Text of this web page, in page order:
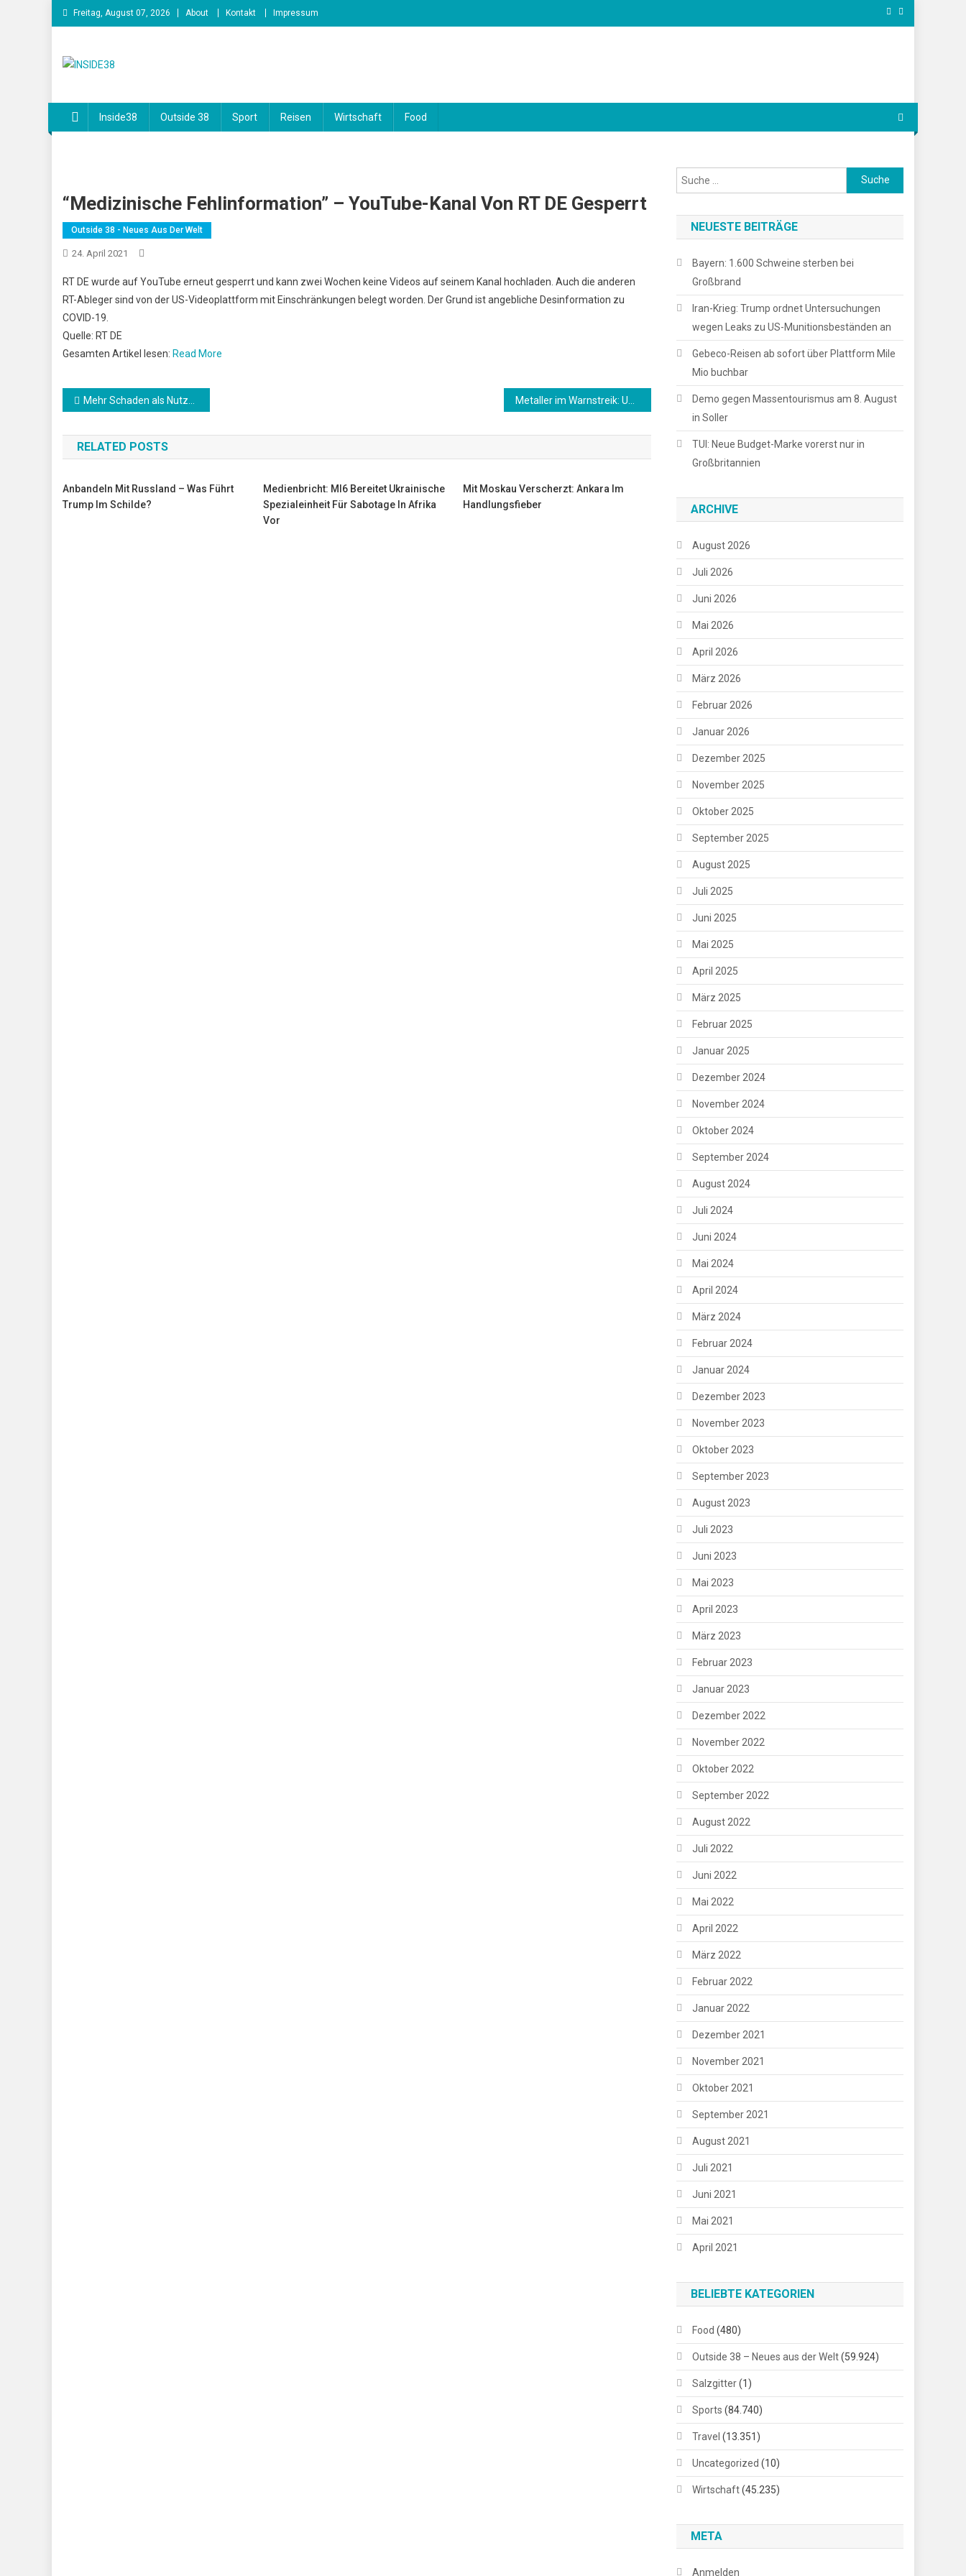
Skip
to
Freitag, August 07, 2026 About Kontakt Impressum
Inside38 Outside 38 Sport Reisen Wirtschaft Food
“Medizinische Fehlinformation” – YouTube-Kanal Von RT DE Gesperrt
Outside 38 - Neues Aus Der Welt
24. April 2021
RT DE wurde auf YouTube erneut gesperrt und kann zwei Wochen keine Videos auf seinem Kanal hochladen. Auch die anderen
RT-Ableger sind von der US-Videoplattform mit Einschränkungen belegt worden. Der Grund ist angebliche Desinformation zu
COVID-19.
Quelle: RT DE
Gesamten Artikel lesen: Read More
Beitrags-
Navigation
Mehr Schaden als Nutzen? Corona-“Notbremse” enthält FFP2-Pflicht im Öffentlichen Personenverkehr
RELATED POSTS
Anbandeln Mit Russland – Was Führt
Trump Im Schilde?
Medienbricht: MI6 Bereitet Ukrainische
Spezialeinheit Für Sabotage In Afrika
Vor
Mit Moskau Verscherzt: Ankara Im
Handlungsfieber
Suche
nach:
NEUESTE BEITRÄGE
Bayern: 1.600 Schweine sterben bei
Großbrand
Iran-Krieg: Trump ordnet Untersuchungen
wegen Leaks zu US-Munitionsbeständen an
Gebeco-Reisen ab sofort über Plattform Mile
Mio buchbar
Demo gegen Massentourismus am 8. August
in Soller
TUI: Neue Budget-Marke vorerst nur in
Großbritannien
ARCHIVE
August 2026
Juli 2026
Juni 2026
Mai 2026
April 2026
März 2026
Februar 2026
Januar 2026
Dezember 2025
November 2025
Oktober 2025
September 2025
August 2025
Juli 2025
Juni 2025
Mai 2025
April 2025
März 2025
Februar 2025
Januar 2025
Dezember 2024
November 2024
Oktober 2024
September 2024
August 2024
Juli 2024
Juni 2024
Mai 2024
April 2024
März 2024
Februar 2024
Januar 2024
Dezember 2023
November 2023
Oktober 2023
September 2023
August 2023
Juli 2023
Juni 2023
Mai 2023
April 2023
März 2023
Februar 2023
Januar 2023
Dezember 2022
November 2022
Oktober 2022
September 2022
August 2022
Juli 2022
Juni 2022
Mai 2022
April 2022
März 2022
Februar 2022
Januar 2022
Dezember 2021
November 2021
Oktober 2021
September 2021
August 2021
Juli 2021
Juni 2021
Mai 2021
April 2021
BELIEBTE KATEGORIEN
Food (480)
Outside 38 – Neues aus der Welt(59.924)
Salzgitter(1)
Sports (84.740)
Travel (13.351)
Uncategorized (10)
Wirtschaft(45.235)
META
Anmelden